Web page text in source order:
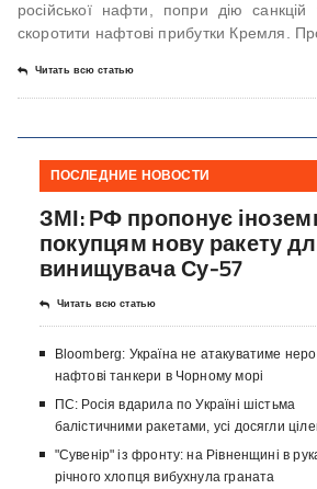
російської нафти, попри дію
скоротити нафтові прибутки Кремля.
Читать всю статью
ПОСЛЕДНИЕ НОВОСТИ
ЗМІ: РФ пропонує
покупцям нову ракету
винищувача Су-57
Читать всю статью
Bloomberg: Україна не атакуватиме
нафтові танкери в Чорному морі
ПС: Росія вдарила по Україні шістьма
балістичними ракетами, усі досягли
"Сувенір" із фронту: на Рівненщині в
річного хлопця вибухнула граната